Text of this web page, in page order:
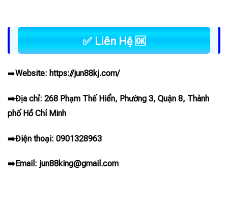
✅ Liên Hệ 🆗
➡️Website: https://jun88kj.com/
➡️Địa chỉ: 268 Phạm Thế Hiển, Phường 3, Quận 8, Thành
phố Hồ Chí Minh
➡️Điện thoại: 0901328963
➡️Email: jun88king@gmail.com